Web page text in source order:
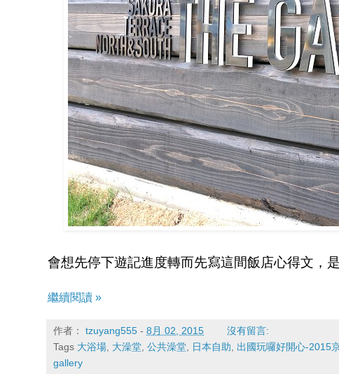
會想先停下遊記進度轉而先寫這間飯店心得文，
繼續閱讀 »
作者： tzuyang555 - 8月 02, 2015
沒有留言:
Tags 大浴場 大澡堂 公共澡堂 日本自助 出國玩囉好開心-2015
gallery